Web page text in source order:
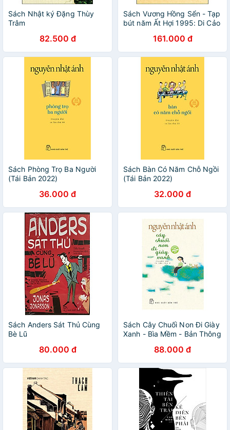
Sách Nhật ký Đặng Thùy
Trâm
82.500 đ
Sách Vương Hồng Sển - Tạp
bút năm Ất Hợi 1995: Di Cảo
161.000 đ
Sách Phòng Trọ Ba Người
(Tái Bản 2022)
36.000 đ
Sách Bàn Có Năm Chỗ Ngồi
(Tái Bản 2022)
32.000 đ
Sách Anders Sát Thủ Cùng
Bè Lũ
80.000 đ
Sách Cây Chuối Non Đi Giày
Xanh - Bìa Mềm - Bản Thông
88.000 đ